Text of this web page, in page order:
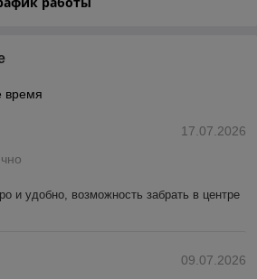
время
17.07.2026
и удобно, возможность забрать в центре
09.07.2026